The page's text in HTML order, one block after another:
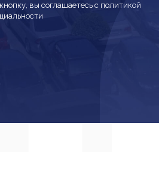
вы соглашаетесь с политикой